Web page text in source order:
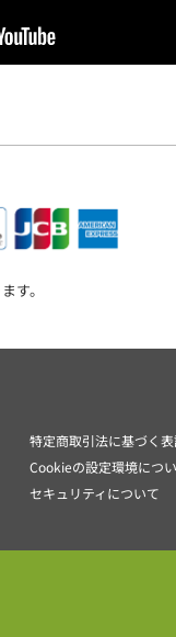
す。
特定商取引法に基づく
Cookieの設定環境につ
セキュリティについて